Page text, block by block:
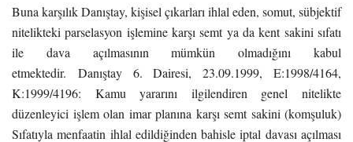
Buna karşılık Danıştay, kişisel çıkarları ihlal eden, somut, sübjektif
nitelikteki parselasyon işlemine karşı semt ya da kent sakini sıfatı
ile dava açılmasının mümkün olmadığını kabul
etmektedir. Danıştay 6. Dairesi, 23.09.1999, E:1998/4164,
K:1999/4196: Kamu yararını ilgilendiren genel nitelikte
düzenleyici işlem olan imar planına karşı semt sakini (komşuluk)
Sıfatıyla menfaatin ihlal edildiğinden bahisle iptal davası açılması